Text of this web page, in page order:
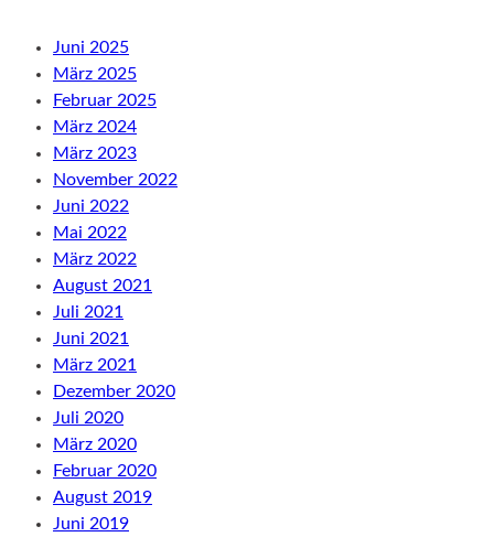
Juni 2025
März 2025
Februar 2025
März 2024
März 2023
November 2022
Juni 2022
Mai 2022
März 2022
August 2021
Juli 2021
Juni 2021
März 2021
Dezember 2020
Juli 2020
März 2020
Februar 2020
August 2019
Juni 2019